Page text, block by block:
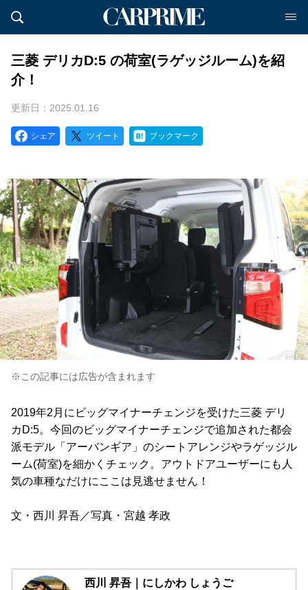
三菱 デリカD:5 の荷室(ラゲッジルーム)を紹
介！
更新日：2025.01.16
シェア ツイート ブックマーク
※この記事には広告が含まれます
2019年2月にビッグマイナーチェンジを受けた三菱 デリ
カD:5。今回のビッグマイナーチェンジで追加された都会
派モデル「アーバンギア」のシートアレンジやラゲッジル
ーム(荷室)を細かくチェック。アウトドアユーザーにも人
気の車種なだけにここは見逃せません！
文・西川 昇吾／写真・宮越 孝政
西川 昇吾｜にしかわ しょうご